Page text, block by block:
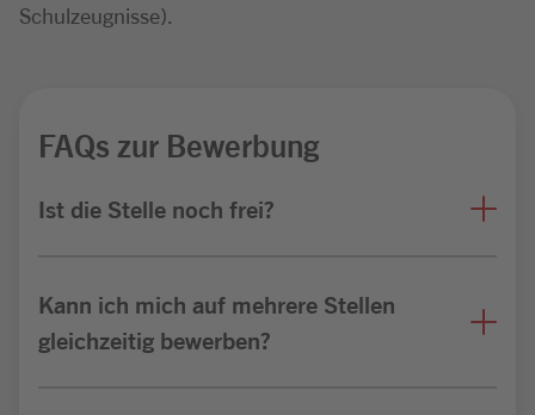
Schulzeugnisse).
FAQs zur Bewerbung
Ist die Stelle noch frei?
Kann ich mich auf mehrere Stellen
gleichzeitig bewerben?